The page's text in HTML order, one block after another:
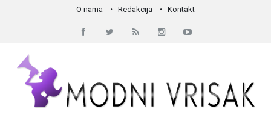
O nama Redakcija Kontakt